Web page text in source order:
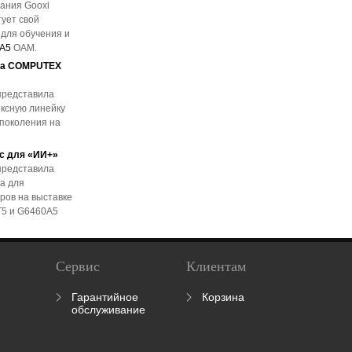
Gooxi
свой
обучения и
OAM.
COMPUTEX
линейку
на
для «ИИ+»
для
на выставке
и G6460A5
Сервис
Гарантийное
обслуживание
Клиентам
Корзина